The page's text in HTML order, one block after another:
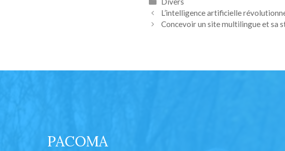
L’intelligence artificielle
Concevoir un site multilingue et sa
PACOMA